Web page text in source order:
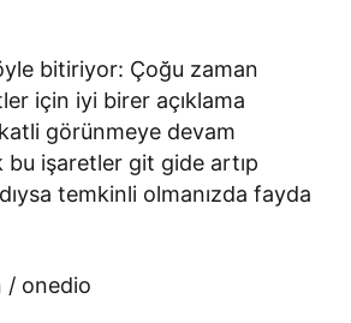
bitiriyor: Çoğu zaman
için iyi birer açıklama
görünmeye devam
bu işaretler git gide artıp
temkinli olmanızda fayda
/ onedio